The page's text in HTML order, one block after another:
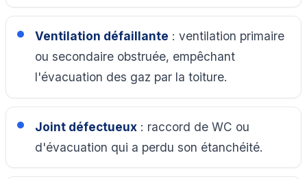
Ventilation défaillante : ventilation primaire
ou secondaire obstruée, empêchant
l'évacuation des gaz par la toiture.
Joint défectueux: raccord de WC ou
d'évacuation qui a perdu son étanchéité.